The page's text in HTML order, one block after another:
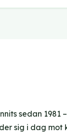
sedan
sig i dag mot